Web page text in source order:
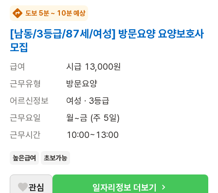
도보 5분 ~ 10분 예상
[남동/3등급/87세/여성] 방문요양 요양보호사
모집
급여
시급 13,000원
근무유형
방문요양
어르신정보
여성 · 3등급
근무요일
월~금 (주 5일)
근무시간
10:00~13:00
높은급여 초보가능
관심 일자리정보 더보기